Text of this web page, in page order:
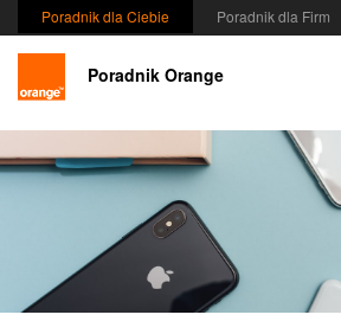
przejdź
do
-
Wybierz
rodzaj
klienta
Poradnik dla Ciebie Poradnik dla Firm
Poradnik Orange